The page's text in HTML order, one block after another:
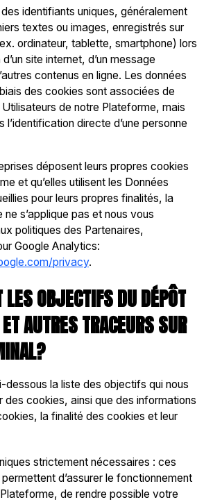
identifiants uniques, généralement
textes ou images, enregistrés sur
ordinateur, tablette, smartphone) lors
site internet, d’un message
contenus en ligne. Les données
des cookies sont associées de
de notre Plateforme, mais
l’identification directe d’une personne
déposent leurs propres cookies
et qu’elles utilisent les Données
pour leurs propres finalités, la
s’applique pas et nous vous
politiques des Partenaires,
Google Analytics:
privacy.
LES OBJECTIFS DU DÉPÔT
AUTRES TRACEURS SUR
dessous la liste des objectifs qui nous
des cookies, ainsi que des informations
la finalité des cookies et leur
strictement nécessaires : ces
d’assurer le fonctionnement
de rendre possible votre